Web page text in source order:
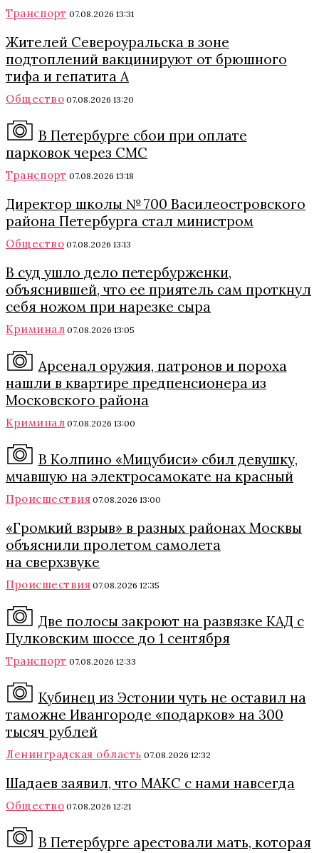
Транспорт 07.08.2026 13:31
Жителей Североуральска в зоне
подтоплений вакцинируют от брюшного
тифа и гепатита А
Общество 07.08.2026 13:20
В Петербурге сбои при оплате
парковок через СМС
Транспорт 07.08.2026 13:18
Директор школы № 700 Василеостровского
района Петербурга стал министром
Общество 07.08.2026 13:13
В суд ушло дело петербурженки,
объяснившей, что ее приятель сам проткнул
себя ножом при нарезке сыра
Криминал 07.08.2026 13:05
Арсенал оружия, патронов и пороха
нашли в квартире предпенсионера из
Московского района
Криминал 07.08.2026 13:00
В Колпино «Мицубиси» сбил девушку,
мчавшую на электросамокате на красный
Происшествия 07.08.2026 13:00
«Громкий взрыв» в разных районах Москвы
объяснили пролетом самолета
на сверхзвуке
Происшествия 07.08.2026 12:35
Две полосы закроют на развязке КАД с
Пулковским шоссе до 1 сентября
Транспорт 07.08.2026 12:33
Кубинец из Эстонии чуть не оставил на
таможне Ивангороде «подарков» на 300
тысяч рублей
Ленинградская область 07.08.2026 12:32
Шадаев заявил, что МАКС с нами навсегда
Общество 07.08.2026 12:21
В Петербурге арестовали мать, которая